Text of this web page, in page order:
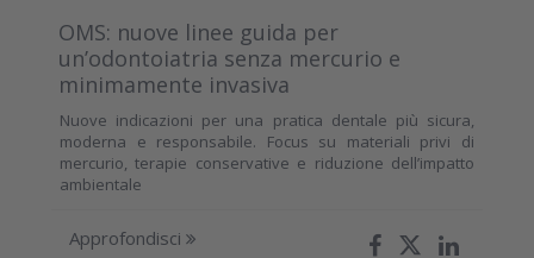
OMS: nuove linee guida per
un’odontoiatria senza mercurio e
minimamente invasiva
Nuove indicazioni per una pratica dentale più sicura,
moderna e responsabile. Focus su materiali privi di
mercurio, terapie conservative e riduzione dell’impatto
ambientale
Approfondisci